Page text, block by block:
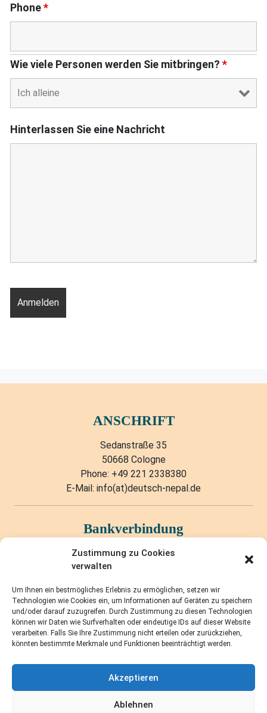
Zustimmung zu Cookies
verwalten
Um Ihnen ein bestmögliches Erlebnis zu ermöglichen, setzen wir
Technologien wie Cookies ein, um Informationen auf Geräten zu speichern
und/oder darauf zuzugreifen. Durch Zustimmung zu diesen Technologien
können wir Daten wie Surfverhalten oder eindeutige IDs auf dieser Website
verarbeiten. Falls Sie Ihre Zustimmung nicht erteilen oder zurückziehen,
könnten bestimmte Merkmale und Funktionen beeinträchtigt werden.
Akzeptieren
Ablehnen
Phone*
Wie viele Personen werden Sie mitbringen? *
Hinterlassen Sie eine Nachricht
ANSCHRIFT
Sedanstraße 35
50668 Cologne
Phone: +49 221 2338380
E-Mail: info(at)deutsch-nepal.de
Bankverbindung
Sparkasse KölnBonn
IBAN: DE14 3705 0198 1980 0084 92
Quick Links
Unsere Ziele
Cookie Policy
Impressum